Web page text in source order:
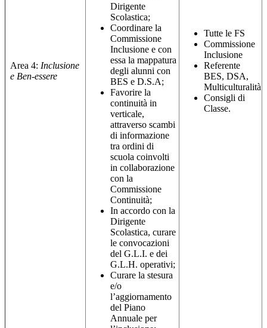
Area 4: Inclusione
e Ben-essere
Dirigente
Scolastica;
Coordinare la
Commissione
Inclusione e con
essa la mappatura
degli alunni con
BES e D.S.A;
Favorire la
continuità in
verticale,
attraverso scambi
di informazione
tra ordini di
scuola coinvolti
in collaborazione
con la
Commissione
Continuità;
In accordo con la
Dirigente
Scolastica, curare
le convocazioni
del G.L.I. e dei
G.L.H. operativi;
Curare la stesura
e/o
l’aggiornamento
del Piano
Annuale per
Tutte le FS
Commissione
Inclusione
Referente
BES, DSA,
Multiculturalità
Consigli di
Classe.